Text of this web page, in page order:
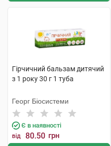
Гірчичний бальзам дитячий
з 1 року 30 г 1 туба
Георг Біосистеми
Є в наявності
від 80.50 грн